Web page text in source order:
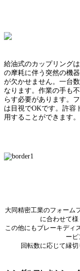
給油式のカップリング
の摩耗に伴う突然の機
が欠かせません。一台
なります。作業の手も
らす必要があります。
は目視でOKです。許容
用することができます。
大同精密工業のフォーム
に合わせて様
この他にもブレーキディ
ーピ
回転数に応じて縁